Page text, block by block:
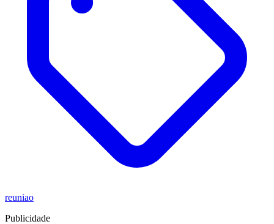
reuniao
Publicidade